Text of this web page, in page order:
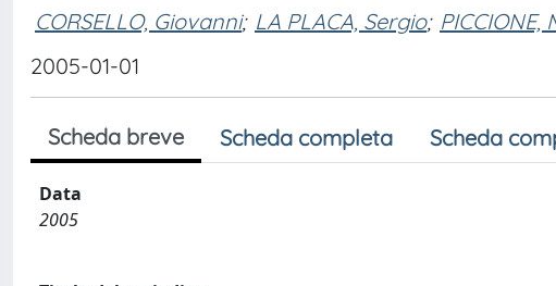
CORSELLO, Giovanni; LA PLACA, Sergio; PICCIONE,
2005-01-01
Scheda breve Scheda completa Scheda
Data
2005